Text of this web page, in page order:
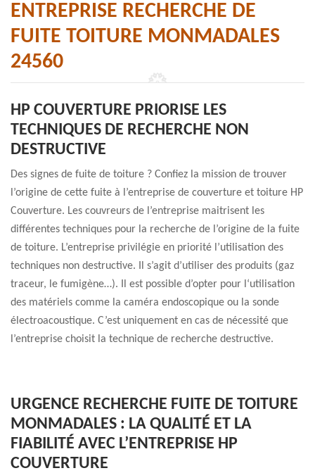
ENTREPRISE RECHERCHE DE
FUITE TOITURE MONMADALES
24560
HP COUVERTURE PRIORISE LES
TECHNIQUES DE RECHERCHE NON
DESTRUCTIVE
Des signes de fuite de toiture ? Confiez la mission de trouver
l’origine de cette fuite à l’entreprise de couverture et toiture HP
Couverture. Les couvreurs de l’entreprise maitrisent les
différentes techniques pour la recherche de l’origine de la fuite
de toiture. L’entreprise privilégie en priorité l’utilisation des
techniques non destructive. Il s’agit d’utiliser des produits (gaz
traceur, le fumigène…). Il est possible d’opter pour l‘utilisation
des matériels comme la caméra endoscopique ou la sonde
électroacoustique. C’est uniquement en cas de nécessité que
l’entreprise choisit la technique de recherche destructive.
URGENCE RECHERCHE FUITE DE TOITURE
MONMADALES : LA QUALITÉ ET LA
FIABILITÉ AVEC L’ENTREPRISE HP
COUVERTURE